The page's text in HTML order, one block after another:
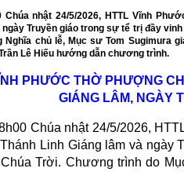
Chúa nhật 24/5/2026, HTTL Vĩnh
ngày Truyền giáo trong sự tể trị đầy
Nghĩa chủ lễ, Mục sư Tom Sugimura
Lê Hiếu hướng dẫn chương trình.
PHƯỚC THỜ PHƯỢNG
GIÁNG LÂM, NGÀY
Chúa nhật 24/5/2026,
Linh Giáng lâm và ngày
Trời. Chương trình do